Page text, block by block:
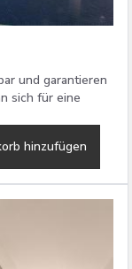
und garantieren
sich für eine
hinzufügen